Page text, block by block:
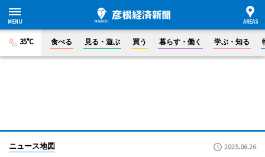
35°C 食べる 見る・遊ぶ 買う 暮らす・働く 学ぶ・知る
ニュース地図 2025.06.26